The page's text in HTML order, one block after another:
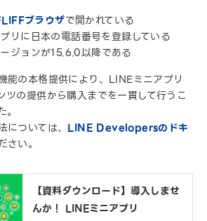
LIFFブラウザで開かれている
リに日本の電話番号を登録している
ジョンが15.6.0以降である
能の本格提供により、LINEミニアプリ
ツの提供から購入までを一貫して行うこ
ついては、 LINE Developersのドキ
さい。
【資料ダウンロード】導入しませ
んか！ LINEミニアプリ